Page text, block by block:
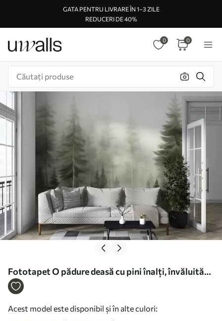
GATA PENTRU LIVRARE ÎN 1–3 ZILE
REDUCERI DE 40%
0 0
Fototapet O pădure deasă cu pini înalți, învăluită
într-o ceață ușoară, o compoziție artistică cu
Acest model este disponibil și în alte culori: